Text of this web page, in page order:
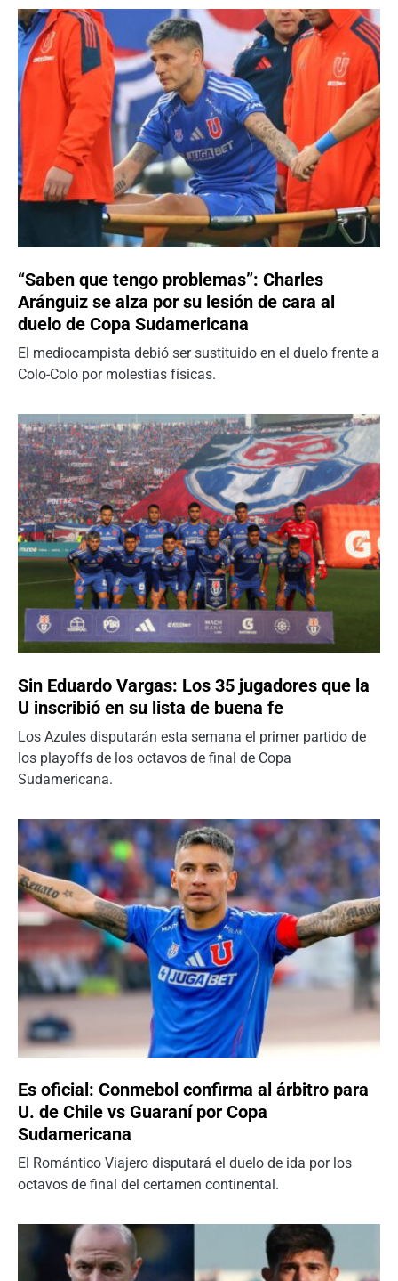
“Saben que tengo problemas”: Charles
Aránguiz se alza por su lesión de cara al
duelo de Copa Sudamericana
El mediocampista debió ser sustituido en el duelo frente a
Colo-Colo por molestias físicas.
Sin Eduardo Vargas: Los 35 jugadores que la
U inscribió en su lista de buena fe
Los Azules disputarán esta semana el primer partido de
los playoffs de los octavos de final de Copa
Sudamericana.
Es oficial: Conmebol confirma al árbitro para
U. de Chile vs Guaraní por Copa
Sudamericana
El Romántico Viajero disputará el duelo de ida por los
octavos de final del certamen continental.